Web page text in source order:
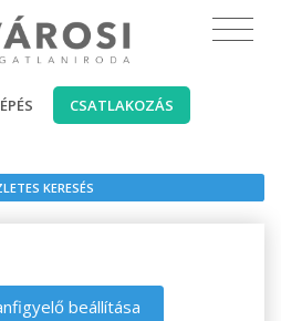
CSATLAKOZÁS
KERESÉS
beállítása